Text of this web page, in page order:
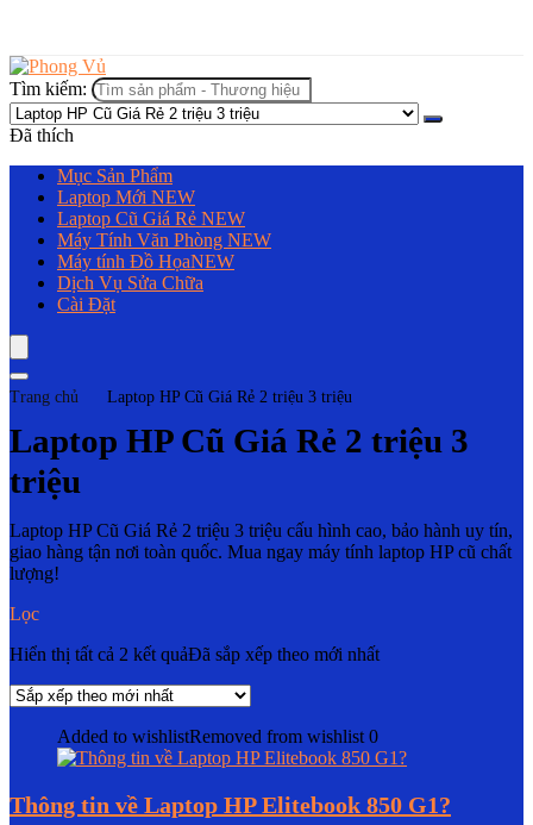
Tìm kiếm:
Đã thích
Mục Sản Phẩm
Laptop Mới NEW
Laptop Cũ Giá Rẻ NEW
Máy Tính Văn Phòng NEW
Máy tính Đồ HọaNEW
Dịch Vụ Sửa Chữa
Cài Đặt
Trang chủ Laptop HP Cũ Giá Rẻ 2 triệu 3 triệu
Laptop HP Cũ Giá Rẻ 2 triệu 3
triệu
Laptop HP Cũ Giá Rẻ 2 triệu 3 triệu cấu hình cao, bảo hành uy tín,
giao hàng tận nơi toàn quốc. Mua ngay máy tính laptop HP cũ chất
lượng!
Lọc
Hiển thị tất cả 2 kết quảĐã sắp xếp theo mới nhất
Added to wishlistRemoved from wishlist 0
Thông tin về Laptop HP Elitebook 850 G1?